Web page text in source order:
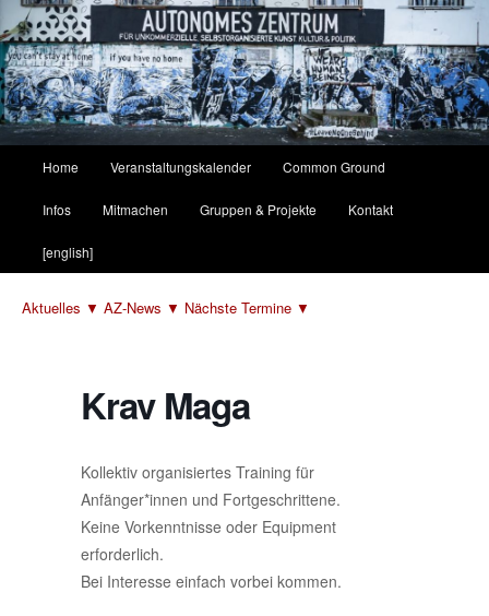
Zum
primären
Inhalt
springen
Zum
sekundären
Inhalt
springen
Home Veranstaltungskalender Common Ground
Infos Mitmachen Gruppen & Projekte Kontakt
[english]
Aktuelles ▼ AZ-News ▼ Nächste Termine ▼
Krav Maga
Kollektiv organisiertes Training für
Anfänger*innen und Fortgeschrittene.
Keine Vorkenntnisse oder Equipment
erforderlich.
Bei Interesse einfach vorbei kommen.